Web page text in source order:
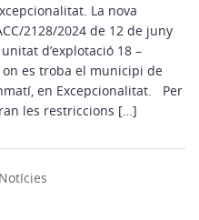
La nova
2128/2024 de 12 de juny
d’explotació 18 –
es troba el municipi de
en Excepcionalitat. Per
les restriccions […]
Notícies